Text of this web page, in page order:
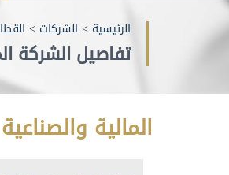
الرئيسية > الشركات >
تفاصيل الشركة
المالية